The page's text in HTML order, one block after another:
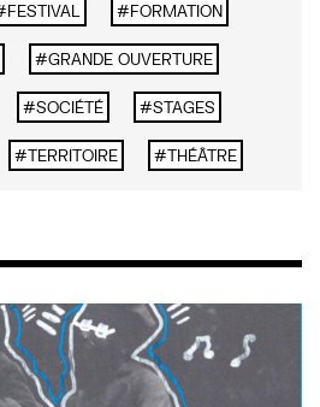
FESTIVAL FORMATION
GRANDE OUVERTURE
SOCIÉTÉ STAGES
TERRITOIRE THÉÂTRE